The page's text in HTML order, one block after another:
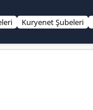
Kuryenet Şubeleri